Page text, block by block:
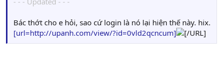
Bác thớt cho e hỏi, sao cứ login là nó lại hiện thế này. hix.
[url=http://upanh.com/view/?id=0vld2qcncum]
[/URL]